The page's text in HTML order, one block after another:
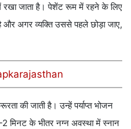
रखा जाता है। पेशेंट रूम में रहने के लिए
और अगर व्यक्ति उससे पहले छोड़ा जाए,
की जाती है। उन्हें पर्याप्त भोजन
2 मिनट के भीतर नग्न अवस्था में स्नान